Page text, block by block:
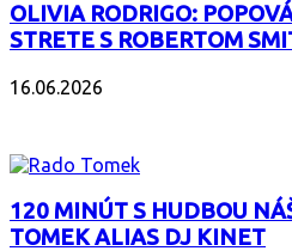
OLIVIA RODRIGO:
STRETE S ROBERTOM
16.06.2026
120 MINÚT S HUDBOU
TOMEK ALIAS DJ KINET